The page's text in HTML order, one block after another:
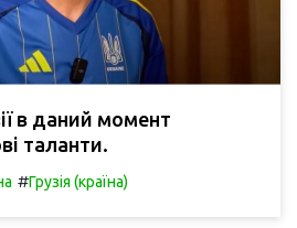
в даний момент
таланти.
#Грузія (країна)